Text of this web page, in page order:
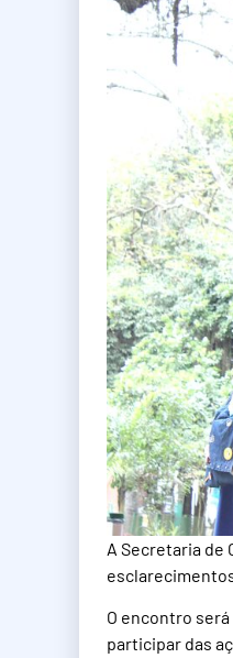
A Secretaria de
O encontro
participar das